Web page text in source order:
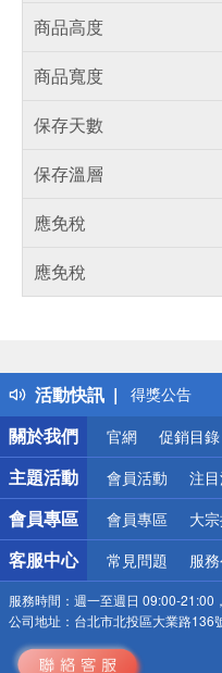
商品高度
商品寬度
保存天數
保存溫層
應免稅
應免稅
活動快訊
得獎公告
熱門話題
銀行優惠
偏遠地區配送
詐騙網頁！
關於我們
官網 促銷目錄
主題活動 會員活動 注
會員專區 會員專區 大
客服中心 常見問題 服
服務時間： 週一至週日 09:00-21:00
公司地址： 台北市北投區大業路136